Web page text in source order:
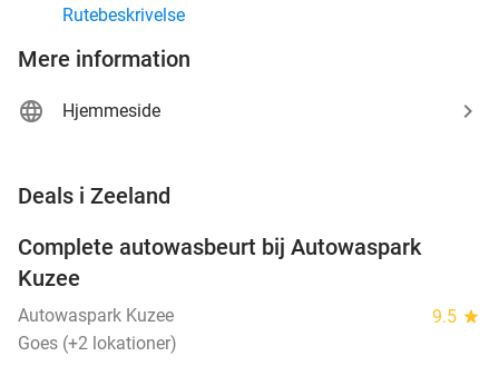
Rutebeskrivelse
Mere information
Hjemmeside
Deals i Zeeland
Complete autowasbeurt bij Autowaspark
Kuzee
Autowaspark Kuzee 9.5 star
Goes (+2 lokationer)